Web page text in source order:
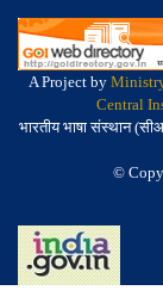
A Project by
Central
भारतीय भाषा संस्थान
©